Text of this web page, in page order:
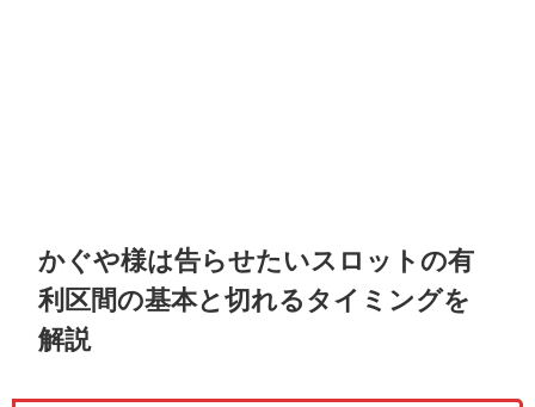
かぐや様は告らせたいスロットの有
利区間の基本と切れるタイミングを
解説